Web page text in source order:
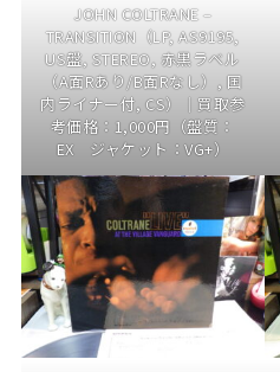
JOHN COLTRANE –
TRANSITION（LP, AS9195,
US盤, STEREO, 赤黒ラベル
（A面Rあり/B面Rなし）, 国
内ライナー付, CS）｜買取参
考価格：1,000円（盤質：
EX ジャケット：VG+）